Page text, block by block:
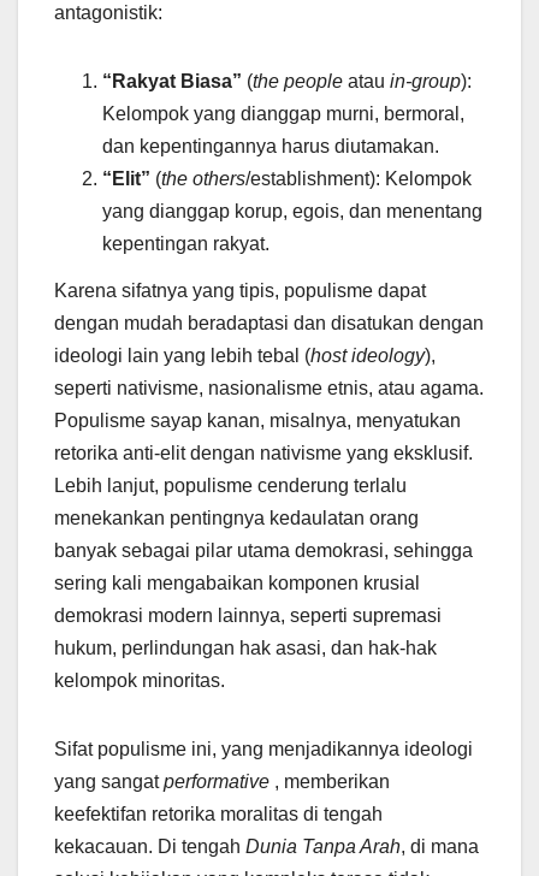
antagonistik:
“Rakyat Biasa” (the people atau in-group):
Kelompok yang dianggap murni, bermoral,
dan kepentingannya harus diutamakan.
“Elit” (the others/establishment): Kelompok
yang dianggap korup, egois, dan menentang
kepentingan rakyat.
Karena sifatnya yang tipis, populisme dapat
dengan mudah beradaptasi dan disatukan dengan
ideologi lain yang lebih tebal (host ideology),
seperti nativisme, nasionalisme etnis, atau agama.
Populisme sayap kanan, misalnya, menyatukan
retorika anti-elit dengan nativisme yang eksklusif.
Lebih lanjut, populisme cenderung terlalu
menekankan pentingnya kedaulatan orang
banyak sebagai pilar utama demokrasi, sehingga
sering kali mengabaikan komponen krusial
demokrasi modern lainnya, seperti supremasi
hukum, perlindungan hak asasi, dan hak-hak
kelompok minoritas.
Sifat populisme ini, yang menjadikannya ideologi
yang sangatperformative , memberikan
keefektifan retorika moralitas di tengah
kekacauan. Di tengah Dunia Tanpa Arah, di mana